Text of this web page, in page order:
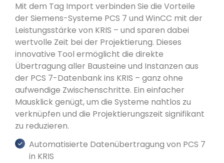
Mit dem Tag Import verbinden Sie die Vorteile
der Siemens-Systeme PCS 7 und WinCC mit der
Leistungsstärke von KRIS – und sparen dabei
wertvolle Zeit bei der Projektierung. Dieses
innovative Tool ermöglicht die direkte
Übertragung aller Bausteine und Instanzen aus
der PCS 7-Datenbank ins KRIS – ganz ohne
aufwendige Zwischenschritte. Ein einfacher
Mausklick genügt, um die Systeme nahtlos zu
verknüpfen und die Projektierungszeit signifikant
zu reduzieren.
Automatisierte Datenübertragung von PCS 7
in KRIS